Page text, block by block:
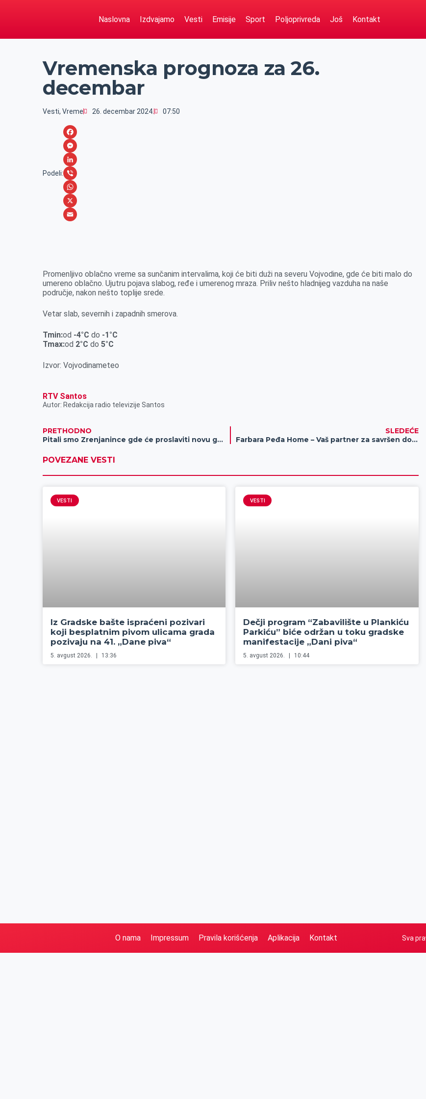
Naslovna Izdvajamo Vesti Emisije Sport Poljoprivreda Još Kontakt
Vremenska prognoza za 26.
decembar
Vesti,Vreme 26. decembar 2024. 07:50
Podeli:
F
a
c
e
b
o
M
e
s
s
e
L
i
n
k
V
i
b
W
h
p
p
X
l
Promenljivo oblačno vreme sa sunčanim intervalima, koji će biti duži na severu Vojvodine, gde će biti malo do
umereno oblačno. Ujutru pojava slabog, ređe i umerenog mraza. Priliv nešto hladnijeg vazduha na naše
područje, nakon nešto toplije srede.
Vetar slab, severnih i zapadnih smerova.
Tmin:od -4°C do -1°C
Tmax:od 2°C do5°C
Izvor: Vojvodinameteo
RTV Santos
Autor: Redakcija radio televizije Santos
PRETHODNO
Pitali smo Zrenjanince gde će proslaviti novu godinu
SLEDEĆE
Farbara Peđa Home – Vaš partner za savršen dom i poslovni prostor
POVEZANE VESTI
VESTI
Iz Gradske bašte ispraćeni pozivari
koji besplatnim pivom ulicama grada
pozivaju na 41. „Dane piva“
5. avgust 2026. 13:36
VESTI
Dečji program “Zabavilište u Plankiću
Parkiću” biće održan u toku gradske
manifestacije „Dani piva“
5. avgust 2026. 10:44
O nama Impressum Pravila korišćenja Aplikacija Kontakt Sva